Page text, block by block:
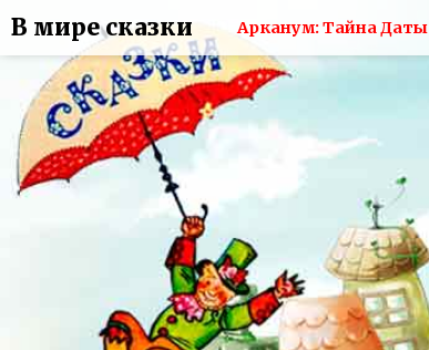
В мире сказки Арканум: Тайна Даты